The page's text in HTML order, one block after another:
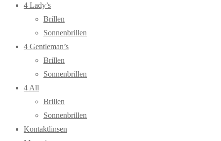
Menu
4 Lady’s
Brillen
Sonnenbrillen
4 Gentleman’s
Brillen
Sonnenbrillen
4 All
Brillen
Sonnenbrillen
Kontaktlinsen